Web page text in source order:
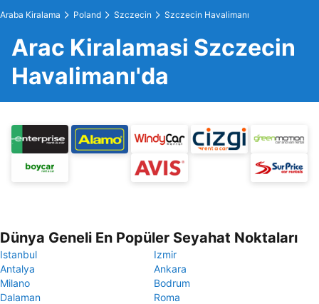
Araba Kiralama Poland Szczecin Szczecin Havalimanı
Arac Kiralamasi Szczecin
Havalimanı'da
Dünya Geneli En Popüler Seyahat Noktaları
Istanbul
Izmir
Antalya
Ankara
Milano
Bodrum
Dalaman
Roma